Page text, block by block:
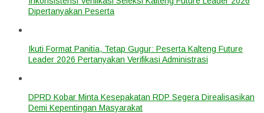
Dipertanyakan Peserta
Ikuti Format Panitia, Tetap Gugur: Peserta Kalteng Future
Leader 2026 Pertanyakan Verifikasi Administrasi
DPRD Kobar Minta Kesepakatan RDP Segera Direalisasikan
Demi Kepentingan Masyarakat